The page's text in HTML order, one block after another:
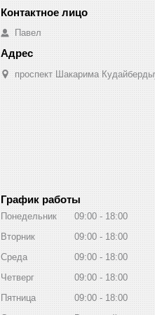
Павел
проспект Шакарима
График работы
Понедельник 09:00
18:00
Вторник
09:00
18:00
Среда
09:00
18:00
Четверг
09:00
18:00
Пятница
09:00
18:00